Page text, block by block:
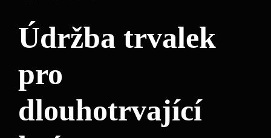
Údržba trvalek‌
pro
dlouhotrvající